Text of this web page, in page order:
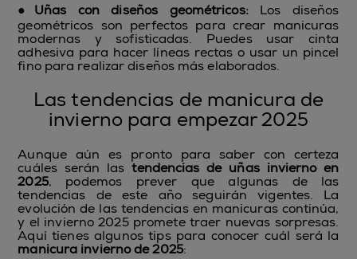
● Uñas con diseños geométricos:Los diseños
geométricos son perfectos para crear manicuras
modernas y sofisticadas. Puedes usar cinta
adhesiva para hacer líneas rectas o usar un pincel
fino para realizar diseños más elaborados.
Las tendencias de manicura de
invierno para empezar 2025
Aunque aún es pronto para saber con certeza
cuáles serán lastendencias de uñas invierno en
2025, podemos prever que algunas de las
tendencias de este año seguirán vigentes. La
evolución de las tendencias en manicuras continúa,
y el invierno 2025 promete traer nuevas sorpresas.
Aquí tienes algunos tips para conocer cuál será la
manicura invierno de 2025: